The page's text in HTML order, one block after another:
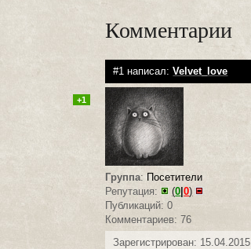
Комментарии
#1 написал:Velvet_love
+1
Группа: Посетители
Репутация:
(0 |0)
Публикаций: 0
Комментариев: 76
Зарегистрирован: 15.04.2015